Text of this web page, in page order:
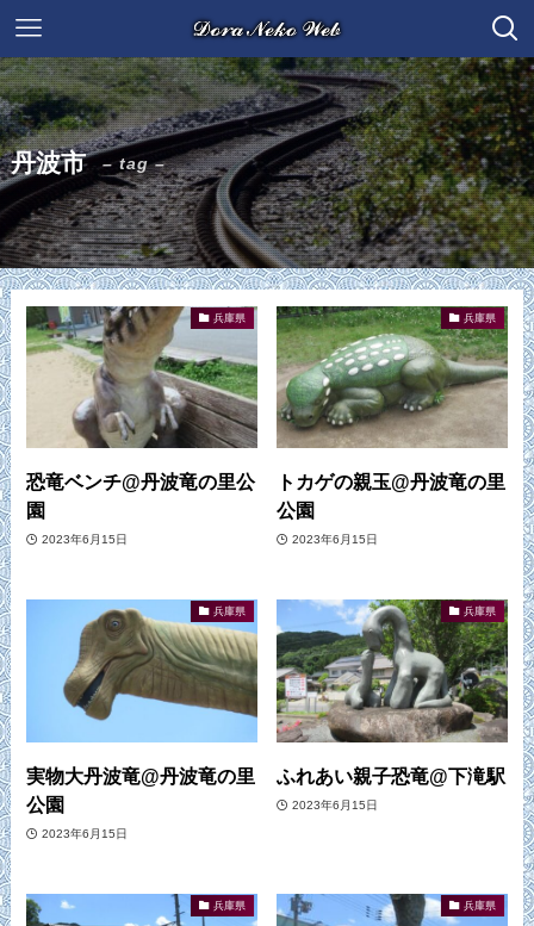
丹波市 – tag –
兵庫県
恐竜ベンチ@丹波竜の里公
園
2023年6月15日
兵庫県
トカゲの親玉@丹波竜の里
公園
2023年6月15日
兵庫県
実物大丹波竜@丹波竜の里
公園
2023年6月15日
兵庫県
ふれあい親子恐竜@下滝駅
2023年6月15日
兵庫県 兵庫県